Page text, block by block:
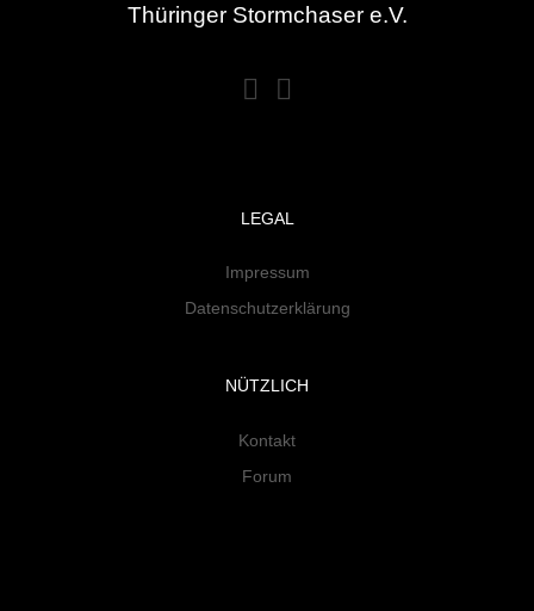
Thüringer Stormchaser e.V.
LEGAL
Impressum
Datenschutzerklärung
NÜTZLICH
Kontakt
Forum